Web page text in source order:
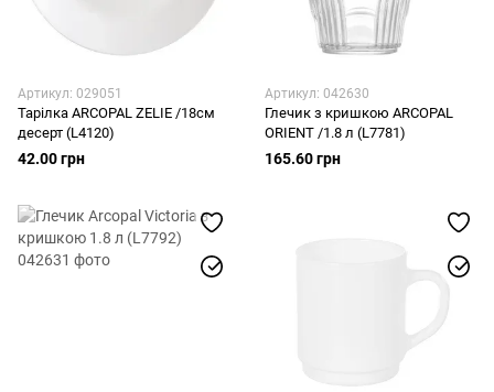
Артикул: 029051
Тарілка ARCOPAL ZELIE /18см
десерт (L4120)
42.00 грн
Артикул: 042630
Глечик з кришкою ARCOPAL
ORIENT /1.8 л (L7781)
165.60 грн